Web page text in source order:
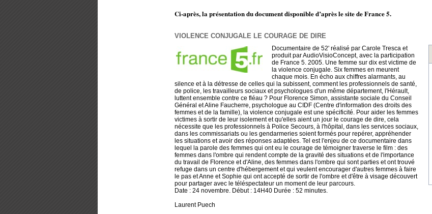
Ci-après, la présentation du document disponible d’après le site de France 5.
VIOLENCE CONJUGALE LE COURAGE DE DIRE
Documentaire de 52' réalisé par Carole Tresca et
produit par AudioVisioConcept, avec la participation
de France 5. 2005. Une femme sur dix est victime de
la violence conjugale. Six femmes en meurent
chaque mois. En écho aux chiffres alarmants, au
silence et à la détresse de celles qui la subissent, comment les professionnels de santé,
de police, les travailleurs sociaux et psychologues d'un même département, l'Hérault,
luttent ensemble contre ce fléau ? Pour Florence Simon, assistante sociale du Conseil
Général et Aline Faucherre, psychologue au CIDF (Centre d'information des droits des
femmes et de la famille), la violence conjugale est une spécificité. Pour aider les femmes
victimes à sortir de leur isolement et qu'elles aient un jour le courage de dire, cela
nécessite que les professionnels à Police Secours, à l'hôpital, dans les services sociaux,
dans les commissariats ou les gendarmeries soient formés pour repérer, appréhender
les situations et avoir des réponses adaptées. Tel est l'enjeu de ce documentaire dans
lequel la parole des femmes qui ont eu le courage de témoigner traverse le film : des
femmes dans l'ombre qui rendent compte de la gravité des situations et de l'importance
du travail de Florence et d'Aline, des femmes dans l'ombre qui sont parties et ont trouvé
refuge dans un centre d'hébergement et qui veulent encourager d'autres femmes à faire
le pas et Anne et Sophie qui ont accepté de sortir de l'ombre et d'être à visage découvert
pour partager avec le téléspectateur un moment de leur parcours.
Date : 24 novembre. Début : 14H40 Durée : 52 minutes.
Laurent Puech